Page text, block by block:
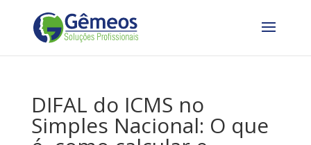
DIFAL do ICMS no
Simples Nacional: O que